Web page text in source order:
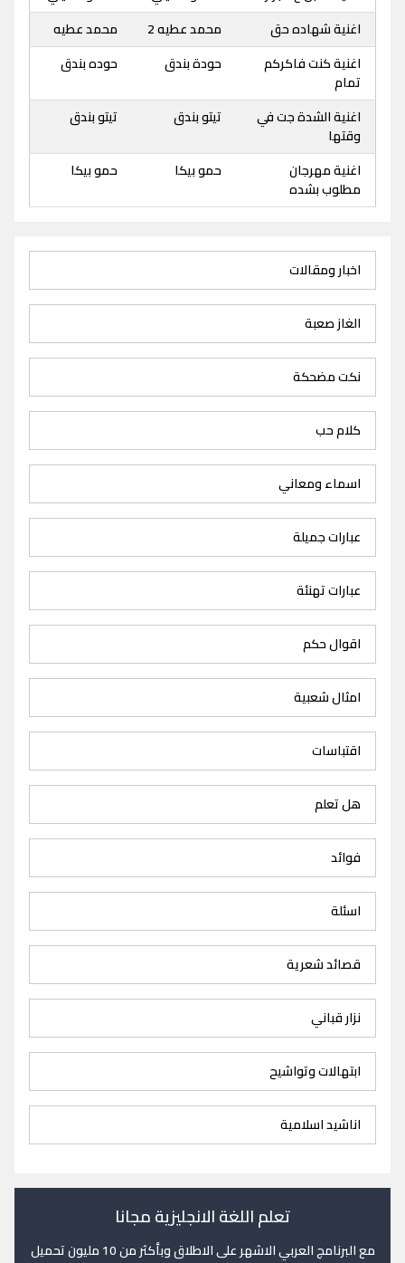
اغنية شهاده حق
محمد عطيه 2
محمد عطيه
اغنية كنت فاكركم
تمام
حودة بندق حوده بندق
اغنية الشدة جت في
وقتها
تيتو بندق تيتو بندق
اغنية مهرجان
مطلوب بشده
حمو بيكا حمو بيكا
اخبار ومقالات
الغاز صعبة
نكت مضحكة
كلام حب
اسماء ومعاني
عبارات جميلة
عبارات تهنئة
اقوال حكم
امثال شعبية
اقتباسات
هل تعلم
فوائد
اسئلة
قصائد شعرية
نزار قباني
ابتهالات وتواشيح
اناشيد اسلامية
تعلم اللغة الانجليزية مجانا
مع البرنامج العربي الاشهر على الاطلاق وبأكثر من 10 مليون تحميل